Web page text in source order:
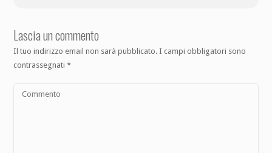
Lascia un commento
Il tuo indirizzo email non sarà pubblicato. I campi obbligatori sono
contrassegnati*